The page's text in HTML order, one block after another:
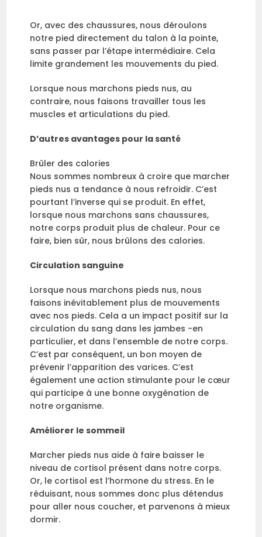
Or, avec des chaussures, nous déroulons
notre pied directement du talon à la pointe,
sans passer par l’étape intermédiaire. Cela
limite grandement les mouvements du pied.
Lorsque nous marchons pieds nus, au
contraire, nous faisons travailler tous les
muscles et articulations du pied.
D’autres avantages pour la santé
Brûler des calories
Nous sommes nombreux à croire que marcher
pieds nus a tendance à nous refroidir. C’est
pourtant l’inverse qui se produit. En effet,
lorsque nous marchons sans chaussures,
notre corps produit plus de chaleur. Pour ce
faire, bien sûr, nous brûlons des calories.
Circulation sanguine
Lorsque nous marchons pieds nus, nous
faisons inévitablement plus de mouvements
avec nos pieds. Cela a un impact positif sur la
circulation du sang dans les jambes -en
particulier, et dans l’ensemble de notre corps.
C’est par conséquent, un bon moyen de
prévenir l’apparition des varices. C’est
également une action stimulante pour le cœur
qui participe à une bonne oxygénation de
notre organisme.
Améliorer le sommeil
Marcher pieds nus aide à faire baisser le
niveau de cortisol présent dans notre corps.
Or, le cortisol est l’hormone du stress. En le
réduisant, nous sommes donc plus détendus
pour aller nous coucher, et parvenons à mieux
dormir.